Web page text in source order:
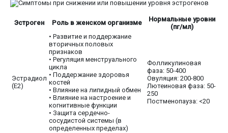
Эстроген Роль в женском организме
Нормальные уровни
(пг/мл)
Эстрадиол
(E2)
• Развитие и поддержание
вторичных половых
признаков
• Регуляция менструального
цикла
• Поддержание здоровья
костей
• Влияние на липидный обмен
• Влияние на настроение и
когнитивные функции
• Защита сердечно-
сосудистой системы (в
определенных пределах)
Фолликулиновая
фаза: 50-400
Овуляция: 200-800
Лютеиновая фаза: 50-
250
Постменопауза: <20